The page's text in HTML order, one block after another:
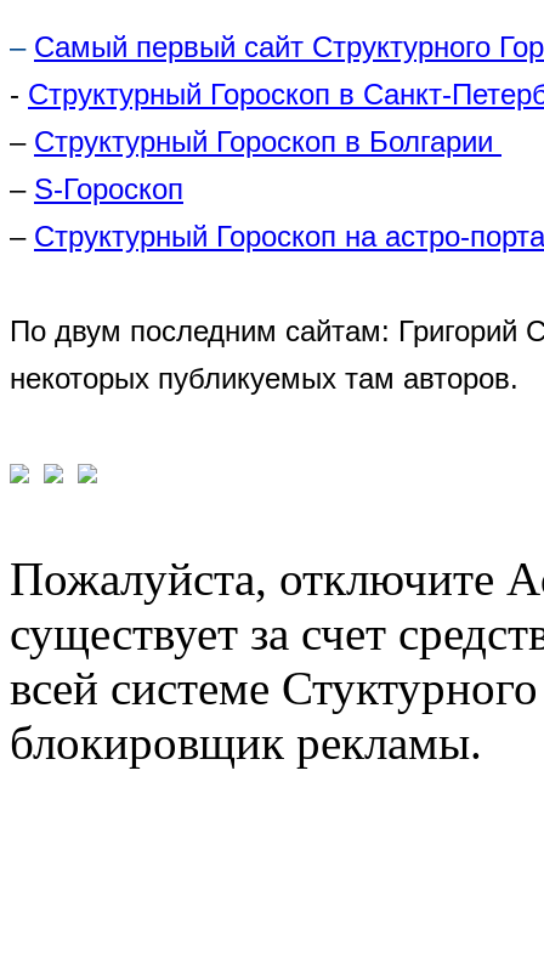
– Самый первый сайт Структурного
- Структурный Гороскоп в Санкт-
– Структурный Гороскоп в Болгарии
– S-Гороскоп
– Структурный Гороскоп на астро-
По двум последним сайтам: Григорий
некоторых публикуемых там авторов.
Пожалуйста, отключите
существует за счет
всей системе
блокировщик рекламы.